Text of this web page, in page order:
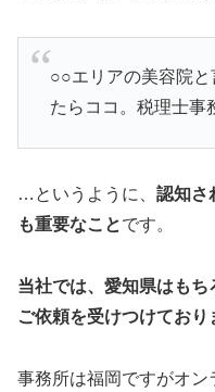
○○エリアの美容院
たらココ。税理士事
…というように、 認知さ
も重要なことです。
当社では、愛知県はも
ご依頼を受けつけており
事務所は福岡ですがオン